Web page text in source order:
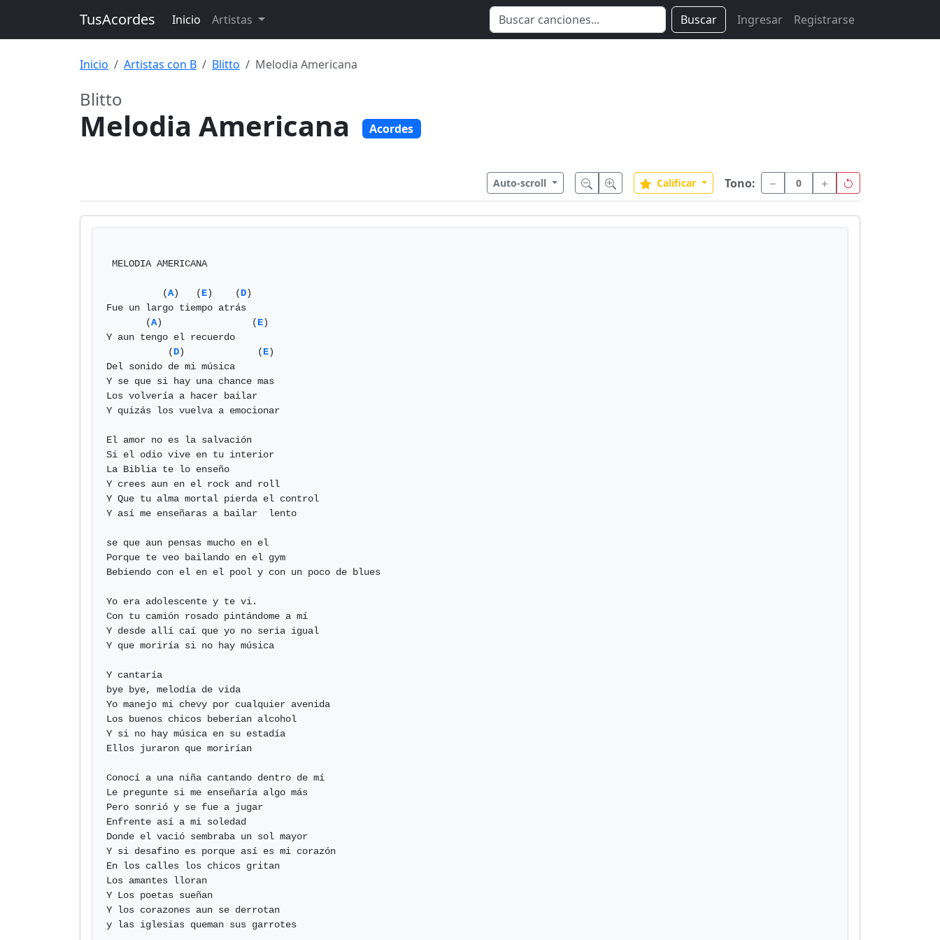
TusAcordes Inicio Artistas Buscar Ingresar Registrarse
Inicio Artistas con B Blitto Melodia Americana
Blitto
Melodia Americana Acordes
Auto-scroll Calificar Tono: 0
          (
A)   (E)    (D)
Fue un largo tiempo atrás
       (
A)                (E)
Y aun tengo el recuerdo
           (
D)             (E)
Del sonido de mi música
Y se que si hay una chance mas
Los volvería a hacer bailar
Y quizás los vuelva a emocionar
El amor no es la salvación
Si el odio vive en tu interior
La Biblia te lo enseño
Y crees aun en el rock and roll
Y Que tu alma mortal pierda el control
Y así me enseñaras a bailar  lento
se que aun pensas mucho en el
Porque te veo bailando en el gym
Bebiendo con el en el pool y con un poco de blues
Yo era adolescente y te vi.
Con tu camión rosado pintándome a mí
Y desde allí caí que yo no seria igual
Y que moriría si no hay música
Y cantaría
bye bye, melodía de vida
Yo manejo mi chevy por cualquier avenida
Los buenos chicos beberían alcohol
Y si no hay música en su estadía
Ellos juraron que morirían
Conocí a una niña cantando dentro de mí
Le pregunte si me enseñaría algo más
Pero sonrió y se fue a jugar
Enfrente así a mi soledad
Donde el vació sembraba un sol mayor
Y si desafino es porque así es mi corazón
En los calles los chicos gritan
Los amantes lloran
Y Los poetas sueñan
Y los corazones aun se derrotan
y las iglesias queman sus garrotes